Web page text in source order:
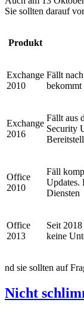
Sie sollten darauf
Produkt
Exchange
2010
Fällt
bekommt
Exchange
2016
Fällt aus
Security
Office
2010
Fäll
Updates.
Diensten
Office
2013
Seit
keine
nd sie sollten auf
Nicht